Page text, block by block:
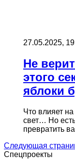
27.05.2025,
Не
этого
яблоки
Что влияет
свет… Но
превратить
Следующая
Спецпроекты